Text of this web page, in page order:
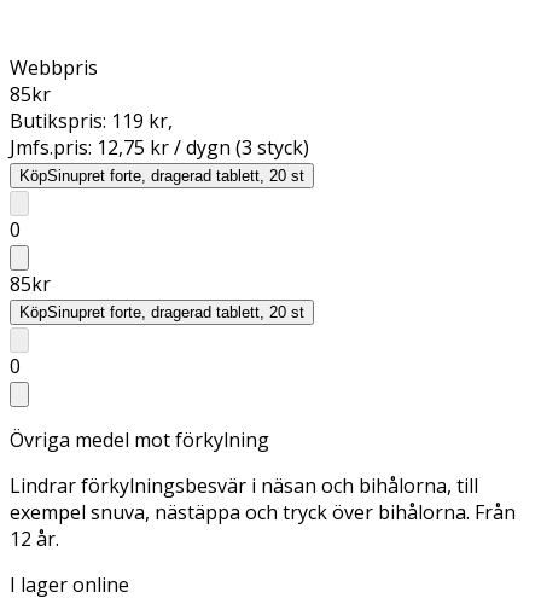
Webbpris
85kr
Butikspris: 119 kr,
Jmfs.pris: 12,75 kr / dygn (3 styck)
KöpSinupret forte, dragerad tablett, 20 st
0
85kr
KöpSinupret forte, dragerad tablett, 20 st
0
Övriga medel mot förkylning
Lindrar förkylningsbesvär i näsan och bihålorna, till
exempel snuva, nästäppa och tryck över bihålorna. Från
12 år.
I lager online